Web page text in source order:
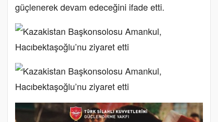
güçlenerek devam edeceğini ifade etti.